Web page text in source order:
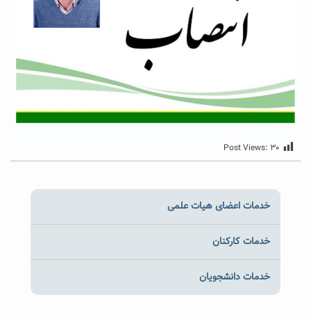
Post Views: ۳۰
خدمات اعضای هیات علمی
خدمات کارکنان
خدمات دانشجویان